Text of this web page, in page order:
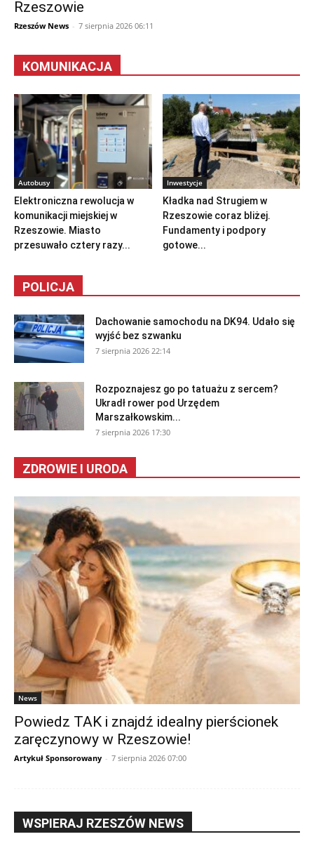
Rzeszowie
Rzeszów News - 7 sierpnia 2026 06:11
KOMUNIKACJA
Autobusy
Elektroniczna rewolucja w
komunikacji miejskiej w
Rzeszowie. Miasto
przesuwało cztery razy...
Inwestycje
Kładka nad Strugiem w
Rzeszowie coraz bliżej.
Fundamenty i podpory
gotowe...
POLICJA
Dachowanie samochodu na DK94. Udało się
wyjść bez szwanku
7 sierpnia 2026 22:14
Rozpoznajesz go po tatuażu z sercem?
Ukradł rower pod Urzędem
Marszałkowskim...
7 sierpnia 2026 17:30
ZDROWIE I URODA
News
Powiedz TAK i znajdź idealny pierścionek
zaręczynowy w Rzeszowie!
Artykuł Sponsorowany - 7 sierpnia 2026 07:00
WSPIERAJ RZESZÓW NEWS